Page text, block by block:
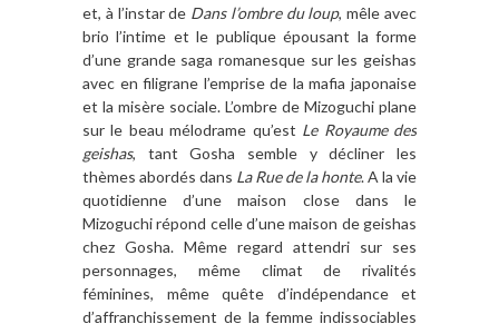
et, à l’instar de Dans l’ombre du loup, mêle avec
brio l’intime et le publique épousant la forme
d’une grande saga romanesque sur les geishas
avec en filigrane l’emprise de la mafia japonaise
et la misère sociale. L’ombre de Mizoguchi plane
sur le beau mélodrame qu’est Le Royaume des
geishas, tant Gosha semble y décliner les
thèmes abordés dans La Rue de la honte. A la vie
quotidienne d’une maison close dans le
Mizoguchi répond celle d’une maison de geishas
chez Gosha. Même regard attendri sur ses
personnages, même climat de rivalités
féminines, même quête d’indépendance et
d’affranchissement de la femme indissociables